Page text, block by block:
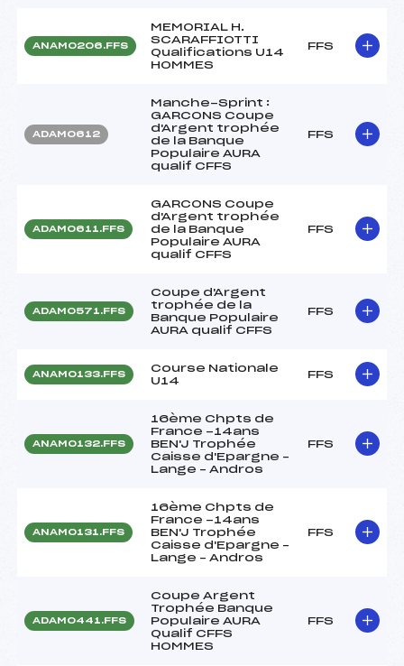
ANAM0206.FFS
MEMORIAL H.
SCARAFFIOTTI
Qualifications U14
HOMMES
FFS
ADAM0612
Manche-Sprint :
GARCONS Coupe
d'Argent trophée
de la Banque
Populaire AURA
qualif CFFS
FFS
ADAM0611.FFS
GARCONS Coupe
d'Argent trophée
de la Banque
Populaire AURA
qualif CFFS
FFS
ADAM0571.FFS
Coupe d'Argent
trophée de la
Banque Populaire
AURA qualif CFFS
FFS
ANAM0133.FFS
Course Nationale
U14
FFS
ANAM0132.FFS
16ème Chpts de
France -14ans
BEN'J Trophée
Caisse d'Epargne –
Lange – Andros
FFS
ANAM0131.FFS
16ème Chpts de
France -14ans
BEN'J Trophée
Caisse d'Epargne –
Lange – Andros
FFS
ADAM0441.FFS
Coupe Argent
Trophée Banque
Populaire AURA
Qualif CFFS
HOMMES
FFS